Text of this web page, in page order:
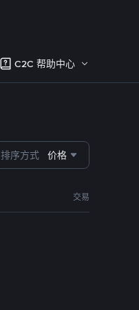
C2C 帮助中心
排序方式 价格
交易